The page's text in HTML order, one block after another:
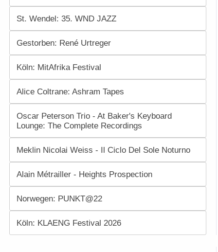
St. Wendel: 35. WND JAZZ
Gestorben: René Urtreger
Köln: MitAfrika Festival
Alice Coltrane: Ashram Tapes
Oscar Peterson Trio - At Baker's Keyboard
Lounge: The Complete Recordings
Meklin Nicolai Weiss - Il Ciclo Del Sole Noturno
Alain Métrailler - Heights Prospection
Norwegen: PUNKT@22
Köln: KLAENG Festival 2026